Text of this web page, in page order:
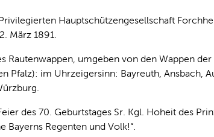
Hauptschützengesellschaft
März 1891.
Rautenwappen, umgeben von den Wappen
Pfalz): im Uhrzeigersinn: Bayreuth, Ansbach,
des 70. Geburtstages Sr. Kgl. Hoheit des
Bayerns Regenten und Volk!“.